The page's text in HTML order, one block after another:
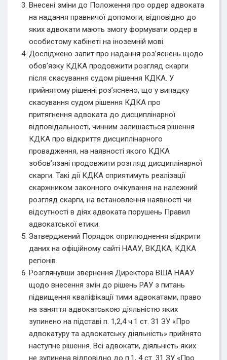
Внесені зміни до Положення про ордер адвоката
на надання правничої допомоги, відповідно до
яких адвокати мають змогу формувати ордер в
особистому кабінеті на іноземній мові.
Досліджено запит про надання роз’яснень щодо
обов’язку КДКА продовжити розгляд скарги
після скасування судом рішення КДКА. У
прийнятому рішенні роз’яснено, що у випадку
скасування судом рішення КДКА про
притягнення адвоката до дисциплінарної
відповідальності, чинним залишається рішення
КДКА про відкриття дисциплінарного
провадження, на наявності якого КДКА
зобов’язані продовжити розгляд дисциплінарної
скарги. Такі дії КДКА сприятимуть реалізації
скаржником законного очікування на належний
розгляд скарги, на встановлення наявності чи
відсутності в діях адвоката порушень Правил
адвокатської етики.
Затверджений Порядок оприлюднення відкрити
даних на офіційному сайті НААУ, ВКДКА, КДКА
регіонів.
Розглянувши звернення Директора ВША НААУ
щодо внесення змін до рішень РАУ з питань
підвищення кваліфікації тими адвокатами, право
на заняття адвокатською діяльністю яких
зупинено на підставі п. 1,2,4 ч.1 ст. 31 ЗУ «Про
адвокатуру та адвокатську діяльність» прийнято
наступне рішення. Всі адвокати, діяльність яких
не зупинена відповідно до п.1, 4 ст. 31 ЗУ «Про